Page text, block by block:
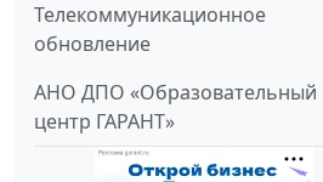
Телекоммуникационное
обновление
АНО ДПО «Образовательный
центр ГАРАНТ»